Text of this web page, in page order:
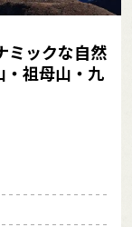
ミックな自然
・祖母山・九